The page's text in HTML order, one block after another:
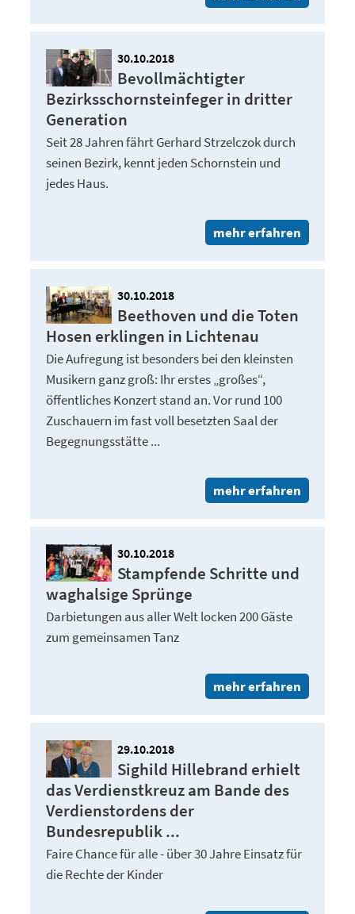
30.10.2018
Bevollmächtigter
Bezirksschornsteinfeger in dritter
Generation
Seit 28 Jahren fährt Gerhard Strzelczok durch
seinen Bezirk, kennt jeden Schornstein und
jedes Haus.
mehr erfahren
30.10.2018
Beethoven und die Toten
Hosen erklingen in Lichtenau
Die Aufregung ist besonders bei den kleinsten
Musikern ganz groß: Ihr erstes „großes“,
öffentliches Konzert stand an. Vor rund 100
Zuschauern im fast voll besetzten Saal der
Begegnungsstätte ...
mehr erfahren
30.10.2018
Stampfende Schritte und
waghalsige Sprünge
Darbietungen aus aller Welt locken 200 Gäste
zum gemeinsamen Tanz
mehr erfahren
29.10.2018
Sighild Hillebrand erhielt
das Verdienstkreuz am Bande des
Verdienstordens der
Bundesrepublik ...
Faire Chance für alle - über 30 Jahre Einsatz für
die Rechte der Kinder